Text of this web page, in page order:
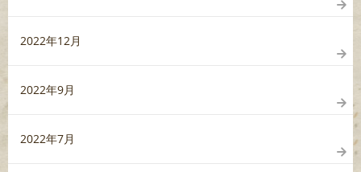
2022年12月
2022年9月
2022年7月